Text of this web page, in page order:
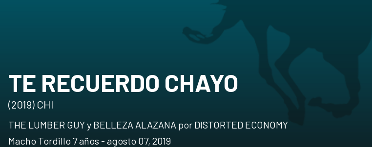
TE RECUERDO CHAYO
(2019) CHI
THE LUMBER GUY y BELLEZA ALAZANA por DISTORTED ECONOMY
Macho Tordillo 7 años - agosto 07, 2019